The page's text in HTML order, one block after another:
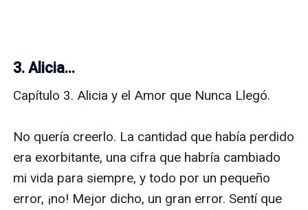
3. Alicia...
Capítulo 3. Alicia y el Amor que Nunca Llegó.
No quería creerlo. La cantidad que había perdido
era exorbitante, una cifra que habría cambiado
mi vida para siempre, y todo por un pequeño
error, ¡no! Mejor dicho, un gran error. Sentí que